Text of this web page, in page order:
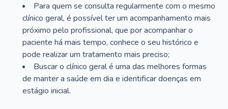
Para quem se consulta regularmente com o mesmo
clínico geral, é possível ter um acompanhamento mais
próximo pelo profissional, que por acompanhar o
paciente há mais tempo, conhece o seu histórico e
pode realizar um tratamento mais preciso;
Buscar o clínico geral é uma das melhores formas
de manter a saúde em dia e identificar doenças em
estágio inicial.